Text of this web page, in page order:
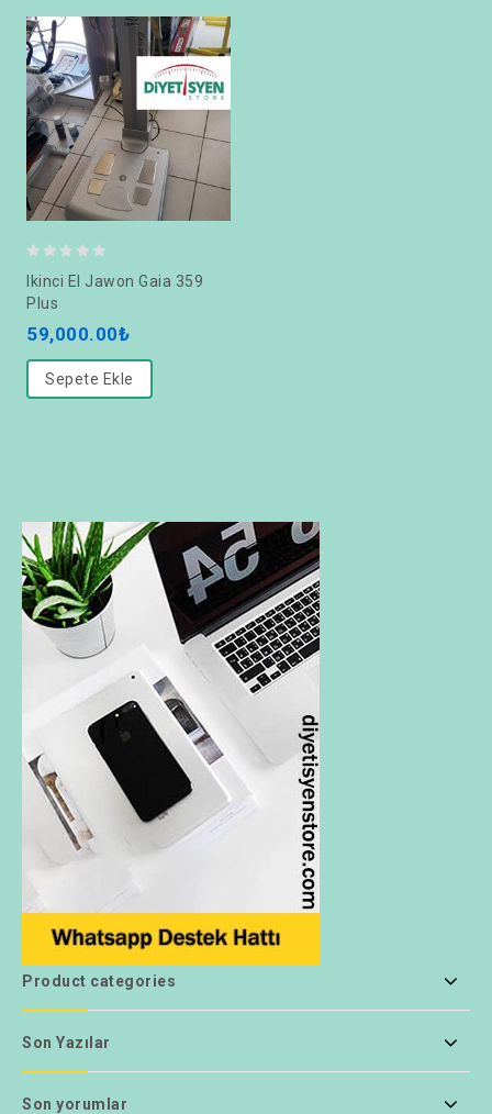
out
of
Ikinci El Jawon Gaia 359
Plus
59,000.00₺
Sepete Ekle
Product categories
Son Yazılar
Son yorumlar